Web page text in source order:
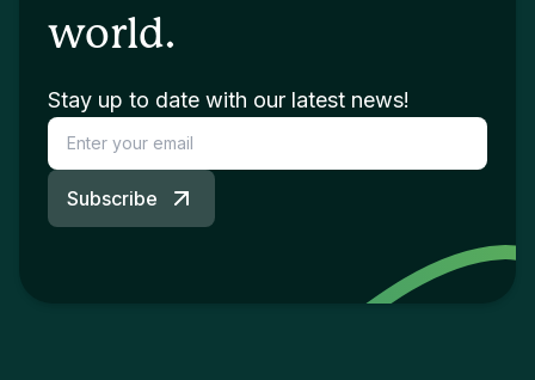
world.
Stay up to date with our latest news!
Subscribe